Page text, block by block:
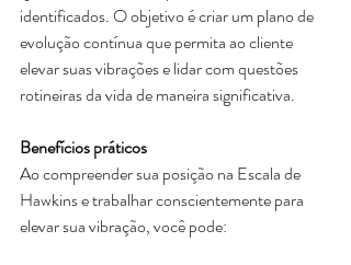
identificados. O objetivo é criar um plano de
evolução contínua que permita ao cliente
elevar suas vibrações e lidar com questões
rotineiras da vida de maneira significativa.
Benefícios práticos
Ao compreender sua posição na Escala de
Hawkins e trabalhar conscientemente para
elevar sua vibração, você pode: